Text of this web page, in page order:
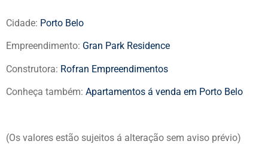
Cidade: Porto Belo
Empreendimento: Gran Park Residence
Construtora: Rofran Empreendimentos
Conheça também: Apartamentos á venda em Porto Belo
(Os valores estão sujeitos á alteração sem aviso prévio)